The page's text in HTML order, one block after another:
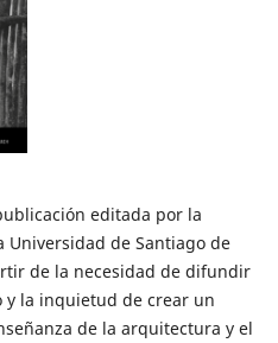
editada por la
Universidad de Santiago de
de la necesidad de difundir
y la inquietud de crear un
de la arquitectura y el